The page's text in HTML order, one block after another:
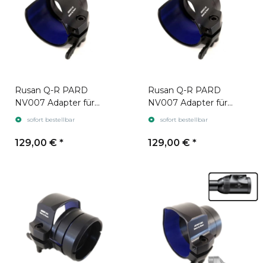
Rusan Q-R PARD
NV007 Adapter für
Zielfernrohr Leica
sofort bestellbar
129,00 € *
Rusan Q-R PARD
NV007 Adapter für
Zielfernrohr Zeiss V8
sofort bestellbar
129,00 € *